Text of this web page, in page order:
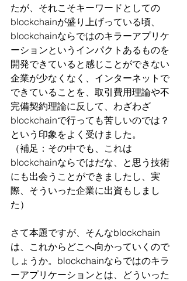
たが、それこそキーワードとしての
blockchainが盛り上げっている頃、
blockchainならではのキラーアプリケ
ーションというインパクトあるものを
開発できていると感じことができない
企業が少なくなく、インターネットで
できていることを、取引費用理論や不
完備契約理論に反して、わざわざ
blockchainで行っても苦しいのでは？
という印象をよく受けました。
（補足：その中でも、これは
blockchainならではだな、と思う技術
にも出会うことができましたし、実
際、そういった企業に出資もしまし
た）
さて本題ですが、そんなblockchain
は、これからどこへ向かっていくので
しょうか。blockchainならではのキラ
ーアプリケーションとは、どういった